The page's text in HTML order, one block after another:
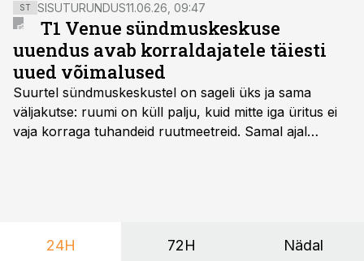
ST SISUTURUNDUS11.06.26, 09:47
T1 Venue sündmuskeskuse
uuendus avab korraldajatele täiesti
uued võimalused
Suurtel sündmuskeskustel on sageli üks ja sama
väljakutse: ruumi on küll palju, kuid mitte iga üritus ei
vaja korraga tuhandeid ruutmeetreid. Samal ajal
nendele vajadustele vastanud uuendusega, mis pakub
24H 72H Nädal